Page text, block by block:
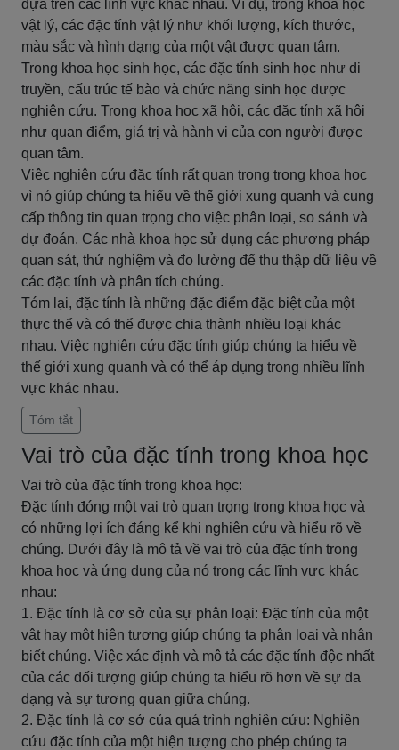
dựa trên các lĩnh vực khác nhau. Ví dụ, trong khoa học
vật lý, các đặc tính vật lý như khối lượng, kích thước,
màu sắc và hình dạng của một vật được quan tâm.
Trong khoa học sinh học, các đặc tính sinh học như di
truyền, cấu trúc tế bào và chức năng sinh học được
nghiên cứu. Trong khoa học xã hội, các đặc tính xã hội
như quan điểm, giá trị và hành vi của con người được
quan tâm.
Việc nghiên cứu đặc tính rất quan trọng trong khoa học
vì nó giúp chúng ta hiểu về thế giới xung quanh và cung
cấp thông tin quan trọng cho việc phân loại, so sánh và
dự đoán. Các nhà khoa học sử dụng các phương pháp
quan sát, thử nghiệm và đo lường để thu thập dữ liệu về
các đặc tính và phân tích chúng.
Tóm lại, đặc tính là những đặc điểm đặc biệt của một
thực thể và có thể được chia thành nhiều loại khác
nhau. Việc nghiên cứu đặc tính giúp chúng ta hiểu về
thế giới xung quanh và có thể áp dụng trong nhiều lĩnh
vực khác nhau.
Tóm tắt
Vai trò của đặc tính trong khoa học
Vai trò của đặc tính trong khoa học:
Đặc tính đóng một vai trò quan trọng trong khoa học và
có những lợi ích đáng kể khi nghiên cứu và hiểu rõ về
chúng. Dưới đây là mô tả về vai trò của đặc tính trong
khoa học và ứng dụng của nó trong các lĩnh vực khác
nhau:
1. Đặc tính là cơ sở của sự phân loại: Đặc tính của một
vật hay một hiện tượng giúp chúng ta phân loại và nhận
biết chúng. Việc xác định và mô tả các đặc tính độc nhất
của các đối tượng giúp chúng ta hiểu rõ hơn về sự đa
dạng và sự tương quan giữa chúng.
2. Đặc tính là cơ sở của quá trình nghiên cứu: Nghiên
cứu đặc tính của một hiện tượng cho phép chúng ta